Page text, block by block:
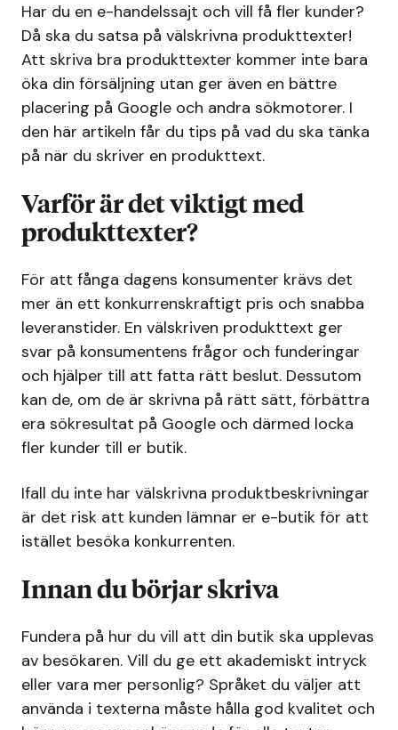
Har du en e-handelssajt och vill få fler kunder?
Då ska du satsa på välskrivna produkttexter!
Att skriva bra produkttexter kommer inte bara
öka din försäljning utan ger även en bättre
placering på Google och andra sökmotorer. I
den här artikeln får du tips på vad du ska tänka
på när du skriver en produkttext.
Varför är det viktigt med
produkttexter?
För att fånga dagens konsumenter krävs det
mer än ett konkurrenskraftigt pris och snabba
leveranstider. En välskriven produkttext ger
svar på konsumentens frågor och funderingar
och hjälper till att fatta rätt beslut. Dessutom
kan de, om de är skrivna på rätt sätt, förbättra
era sökresultat på Google och därmed locka
fler kunder till er butik.
Ifall du inte har välskrivna produktbeskrivningar
är det risk att kunden lämnar er e-butik för att
istället besöka konkurrenten.
Innan du börjar skriva
Fundera på hur du vill att din butik ska upplevas
av besökaren. Vill du ge ett akademiskt intryck
eller vara mer personlig? Språket du väljer att
använda i texterna måste hålla god kvalitet och